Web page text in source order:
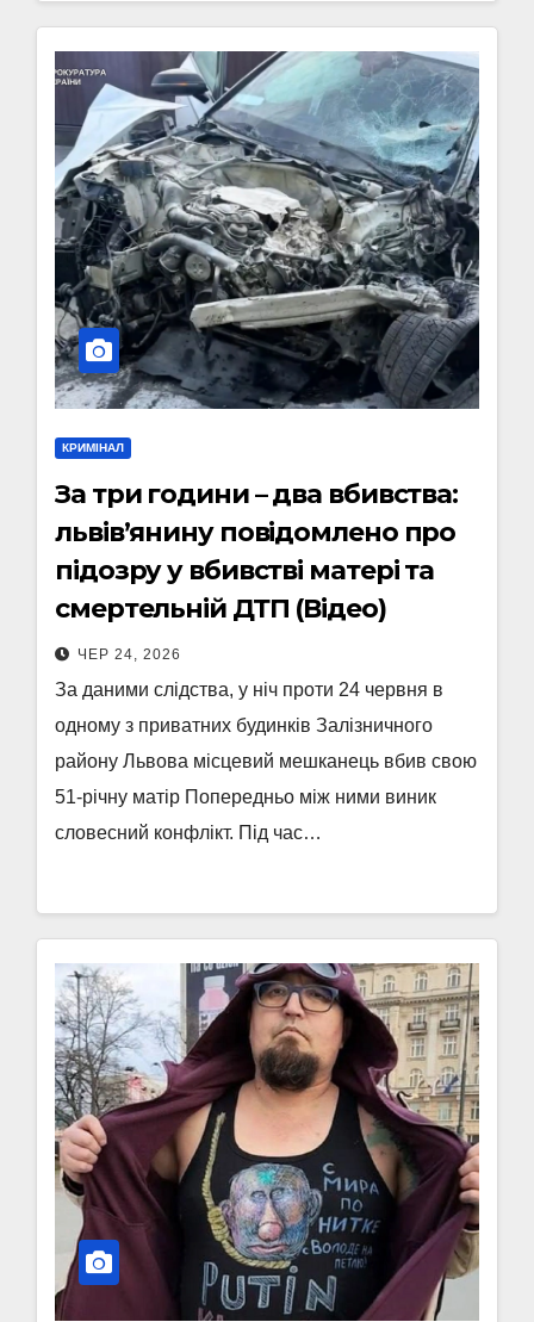
КРИМІНАЛ
За три години – два вбивства:
львів’янину повідомлено про
підозру у вбивстві матері та
смертельній ДТП (Відео)
ЧЕР 24, 2026
За даними слідства, у ніч проти 24 червня в
одному з приватних будинків Залізничного
району Львова місцевий мешканець вбив свою
51-річну матір Попередньо між ними виник
словесний конфлікт. Під час…